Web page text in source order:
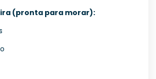
(pronta para morar):